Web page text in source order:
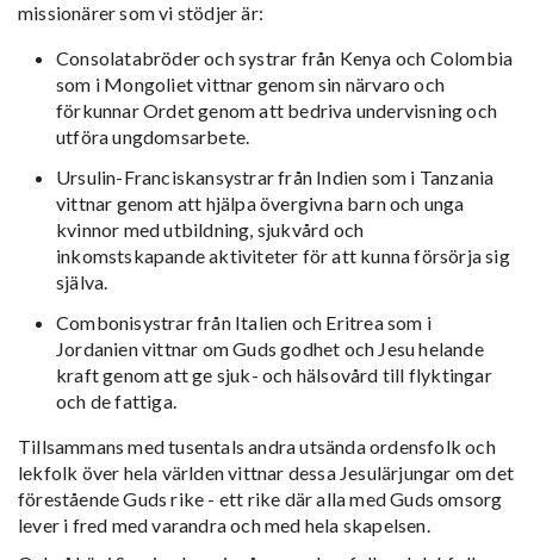
missionärer som vi stödjer är:
Consolatabröder och systrar från Kenya och Colombia
som i Mongoliet vittnar genom sin närvaro och
förkunnar Ordet genom att bedriva undervisning och
utföra ungdomsarbete.
Ursulin-Franciskansystrar från Indien som i Tanzania
vittnar genom att hjälpa övergivna barn och unga
kvinnor med utbildning, sjukvård och
inkomstskapande aktiviteter för att kunna försörja sig
själva.
Combonisystrar från Italien och Eritrea som i
Jordanien vittnar om Guds godhet och Jesu helande
kraft genom att ge sjuk- och hälsovård till flyktingar
och de fattiga.
Tillsammans med tusentals andra utsända ordensfolk och
lekfolk över hela världen vittnar dessa Jesulärjungar om det
förestående Guds rike - ett rike där alla med Guds omsorg
lever i fred med varandra och med hela skapelsen.